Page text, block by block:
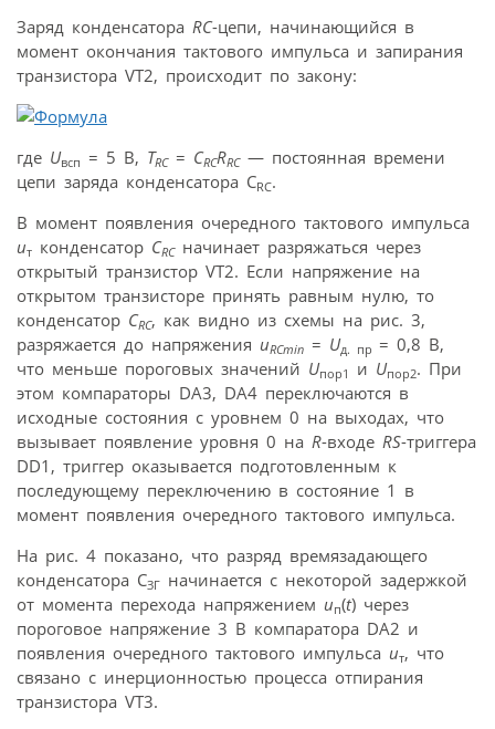
Заряд конденсатора RC-цепи, начинающийся в
момент окончания тактового импульса и запирания
транзистора VT2, происходит по закону:
где Uвсп = 5 В, TRC= CRCRRC— постоянная времени
цепи заряда конденсатора CRC.
В момент появления очередного тактового импульса
uт конденсатор CRCначинает разряжаться через
открытый транзистор VT2. Если напряжение на
открытом транзисторе принять равным нулю, то
конденсатор CRC, как видно из схемы на рис. 3,
разряжается до напряжения uRCmin = Uд. пр = 0,8 В,
что меньше пороговых значений Uпор1 и Uпор2. При
этом компараторы DA3, DA4 переключаются в
исходные состояния с уровнем 0 на выходах, что
вызывает появление уровня 0 на R-входе RS-триггера
DD1, триггер оказывается подготовленным к
последующему переключению в состояние 1 в
момент появления очередного тактового импульса.
На рис. 4 показано, что разряд времязадающего
конденсатора CЗГ начинается с некоторой задержкой
от момента перехода напряжением uп(t) через
пороговое напряжение 3 В компаратора DA2 и
появления очередного тактового импульса uт, что
связано с инерционностью процесса отпирания
транзистора VT3.